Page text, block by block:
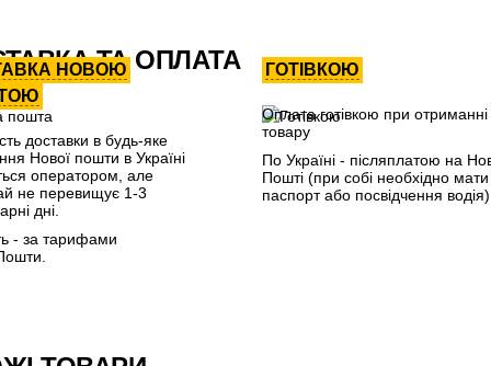
ТА ОПЛАТА
НОВОЮ
доставки в будь-яке
Нової пошти в Україні
оператором, але
не перевищує 1-3
дні.
- за тарифами
ГОТІВКОЮ
Оплата готівкою при отриманні
товару
По Україні - післяплатою на
Пошті (при собі необхідно мати
паспорт або посвідчення водія)